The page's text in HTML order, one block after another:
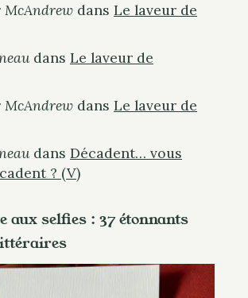
McAndrew dans Le laveur de
dans Le laveur de
McAndrew dans Le laveur de
dans Décadent… vous
? (V)
aux selfies : 37 étonnants